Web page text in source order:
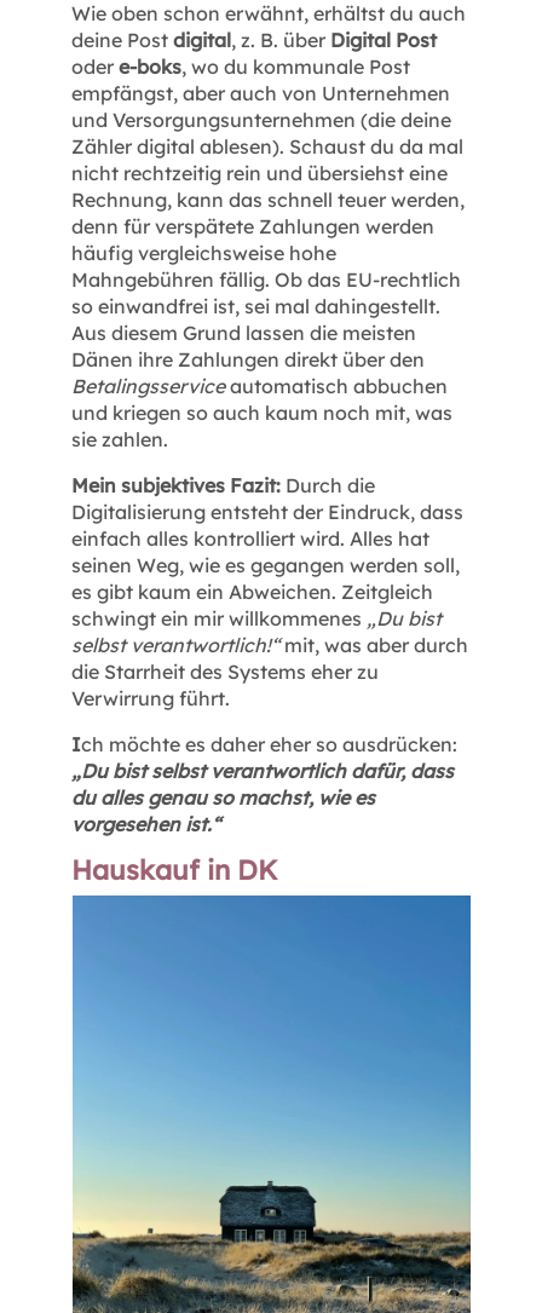
Wie oben schon erwähnt, erhältst du auch
deine Postdigital, z. B. über Digital Post
odere-boks, wo du kommunale Post
empfängst, aber auch von Unternehmen
und Versorgungsunternehmen (die deine
Zähler digital ablesen). Schaust du da mal
nicht rechtzeitig rein und übersiehst eine
Rechnung, kann das schnell teuer werden,
denn für verspätete Zahlungen werden
häufig vergleichsweise hohe
Mahngebühren fällig. Ob das EU-rechtlich
so einwandfrei ist, sei mal dahingestellt.
Aus diesem Grund lassen die meisten
Dänen ihre Zahlungen direkt über den
Betalingsserviceautomatisch abbuchen
und kriegen so auch kaum noch mit, was
sie zahlen.
Mein subjektives Fazit: Durch die
Digitalisierung entsteht der Eindruck, dass
einfach alles kontrolliert wird. Alles hat
seinen Weg, wie es gegangen werden soll,
es gibt kaum ein Abweichen. Zeitgleich
schwingt ein mir willkommenes „Du bist
selbst verantwortlich!“mit, was aber durch
die Starrheit des Systems eher zu
Verwirrung führt.
Ich möchte es daher eher so ausdrücken:
„Du bist selbst verantwortlich dafür, dass
du alles genau so machst, wie es
vorgesehen ist.“
Hauskauf in DK